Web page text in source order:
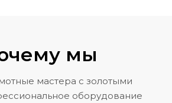
мы
мастера с золотыми
оборудование